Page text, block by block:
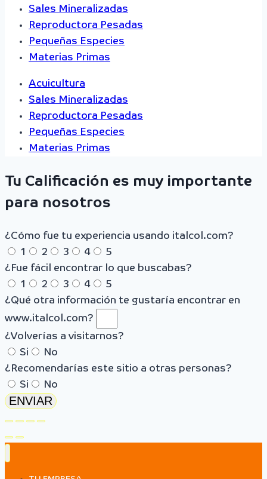
Sales Mineralizadas
Reproductora Pesadas
Pequeñas Especies
Materias Primas
Acuicultura
Sales Mineralizadas
Reproductora Pesadas
Pequeñas Especies
Materias Primas
Tu Calificación es muy importante
para nosotros
¿Cómo fue tu experiencia usando italcol.com?
1
2 3 4
5
¿Fue fácil encontrar lo que buscabas?
1
2 3 4
5
¿Qué otra información te gustaría encontrar en
www.italcol.com?
¿Volverías a visitarnos?
Si
No
¿Recomendarías este sitio a otras personas?
Si
No
ENVIAR